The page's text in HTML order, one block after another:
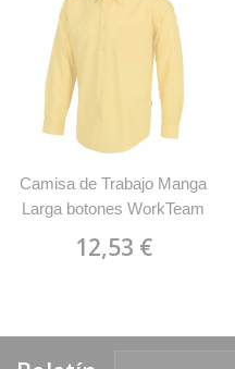
Camisa de Trabajo Manga
Larga botones WorkTeam
12,53 €